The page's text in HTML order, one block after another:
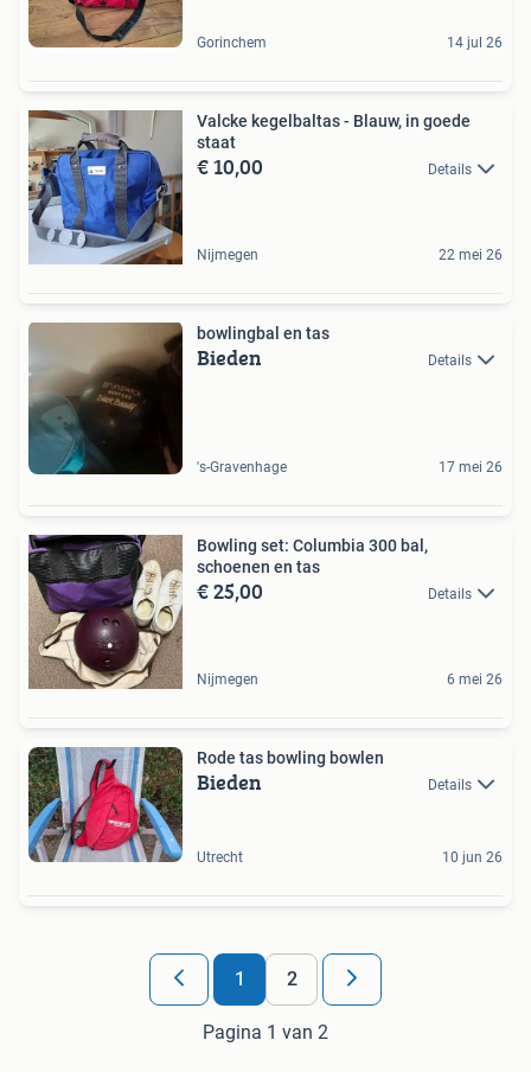
Gorinchem 14 jul 26
Valcke kegelbaltas - Blauw, in goede
staat
€ 10,00 Details
Nijmegen 22 mei 26
bowlingbal en tas
Bieden Details
's-Gravenhage 17 mei 26
Bowling set: Columbia 300 bal,
schoenen en tas
€ 25,00 Details
Nijmegen 6 mei 26
Rode tas bowling bowlen
Bieden Details
Utrecht 10 jun 26
1 2
Pagina 1 van 2